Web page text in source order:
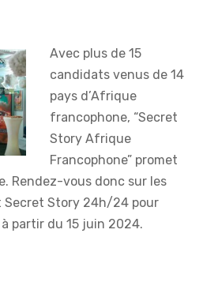
Avec plus de 15
candidats venus de 14
pays d’Afrique
francophone, “Secret
Story Afrique
Francophone” promet
Rendez-vous donc sur les
Secret Story 24h/24 pour
partir du 15 juin 2024.